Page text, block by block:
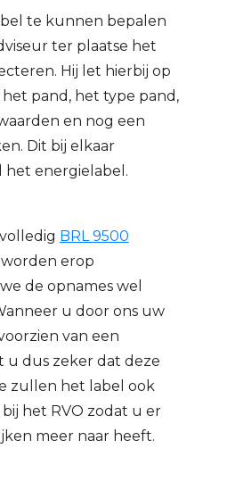
te kunnen bepalen
ter plaatse het
Hij let hierbij op
pand, het type pand,
en nog een
Dit bij elkaar
energielabel.
BRL 9500
erop
de opnames wel
u door ons uw
van een
u dus zeker dat deze
zullen het label ook
het RVO zodat u er
meer naar heeft.